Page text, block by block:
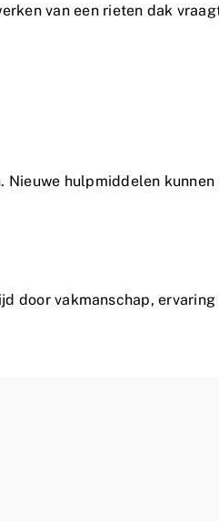
van een rieten dak
Nieuwe hulpmiddelen kunnen
door vakmanschap, ervaring